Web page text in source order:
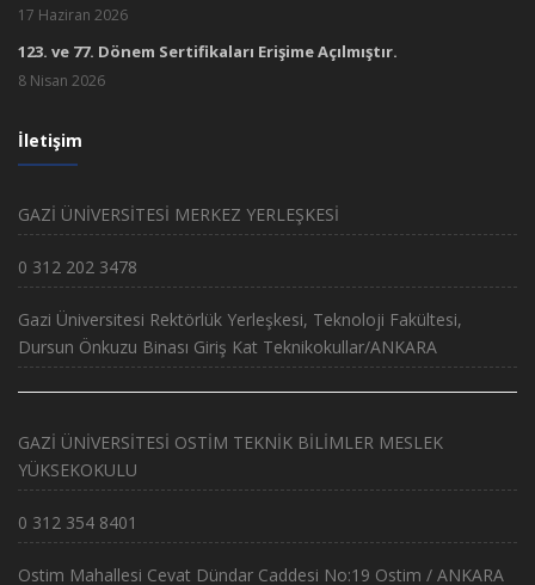
17 Haziran 2026
123. ve 77. Dönem Sertifikaları Erişime Açılmıştır.
8 Nisan 2026
İletişim
GAZİ ÜNİVERSİTESİ MERKEZ YERLEŞKESİ
0 312 202 3478
Gazi Üniversitesi Rektörlük Yerleşkesi, Teknoloji Fakültesi,
Dursun Önkuzu Binası Giriş Kat Teknikokullar/ANKARA
GAZİ ÜNİVERSİTESİ OSTİM TEKNİK BİLİMLER MESLEK
YÜKSEKOKULU
0 312 354 8401
Ostim Mahallesi Cevat Dündar Caddesi No:19 Ostim / ANKARA